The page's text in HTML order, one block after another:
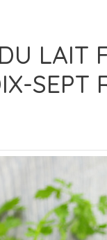
LAIT
SEPT